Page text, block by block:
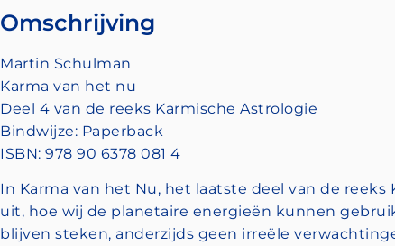
Omschrijving
Martin Schulman
Karma van het nu
Deel 4 van de reeks Karmische Astrologie
Bindwijze: Paperback
ISBN: 978 90 6378 081 4
In Karma van het Nu, het laatste deel van de
uit, hoe wij de planetaire energieën kunnen
blijven steken, anderzijds geen irreële